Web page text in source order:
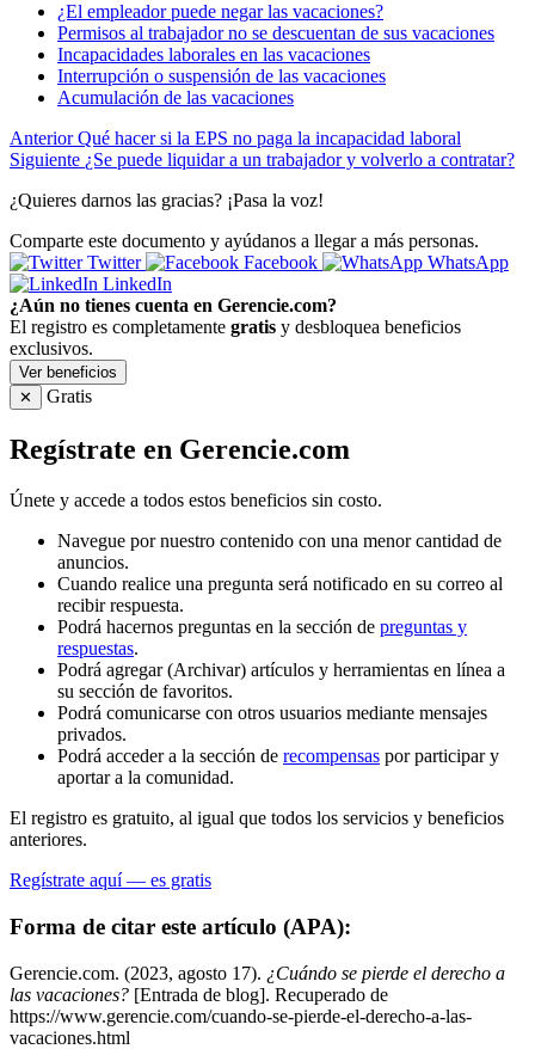
¿El empleador puede negar las vacaciones?
Permisos al trabajador no se descuentan de sus vacaciones
Incapacidades laborales en las vacaciones
Interrupción o suspensión de las vacaciones
Acumulación de las vacaciones
Anterior Qué hacer si la EPS no paga la incapacidad laboral
Siguiente ¿Se puede liquidar a un trabajador y volverlo a contratar?
¿Quieres darnos las gracias? ¡Pasa la voz!
Comparte este documento y ayúdanos a llegar a más personas.
Twitter
Facebook
WhatsApp
LinkedIn
¿Aún no tienes cuenta en Gerencie.com?
El registro es completamente gratis y desbloquea beneficios
exclusivos.
Ver beneficios
✕
Gratis
Regístrate en Gerencie.com
Únete y accede a todos estos beneficios sin costo.
Navegue por nuestro contenido con una menor cantidad de
anuncios.
Cuando realice una pregunta será notificado en su correo al
recibir respuesta.
Podrá hacernos preguntas en la sección de preguntas y
respuestas.
Podrá agregar (Archivar) artículos y herramientas en línea a
su sección de favoritos.
Podrá comunicarse con otros usuarios mediante mensajes
privados.
Podrá acceder a la sección de recompensas por participar y
aportar a la comunidad.
El registro es gratuito, al igual que todos los servicios y beneficios
anteriores.
Regístrate aquí — es gratis
Forma de citar este artículo (APA):
Gerencie.com. (2023, agosto 17). ¿Cuándo se pierde el derecho a
las vacaciones? [Entrada de blog]. Recuperado de
https://www.gerencie.com/cuando-se-pierde-el-derecho-a-las-
vacaciones.html